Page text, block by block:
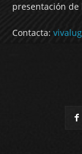
presentación
Contacta: